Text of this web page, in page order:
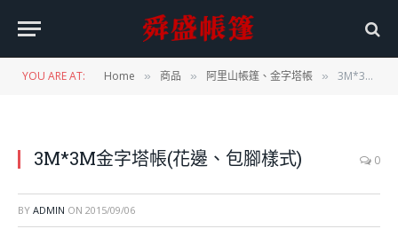
YOU ARE AT: Home » 商品 » 阿里山帳篷、金字塔帳 » 3M*3M金字塔帳(花邊、包腳樣式)
3M*3M金字塔帳(花邊、包腳樣式) 0
BY ADMIN ON 2015/09/06